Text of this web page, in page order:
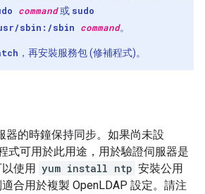
command或 sudo
usr/sbin:/sbin command。
，再安裝服務包 (修補程式)。
器的時鐘保持同步。如果尚未設
式可用於此用途，用於驗證伺服器是
使用 yum install ntp 安裝公用
合用於複製 OpenLDAP 設定。請注